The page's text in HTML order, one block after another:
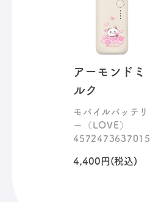
アーモンドミ
ルク
モバイルバッテリ
ー（LOVE）
4572473637015
4,400円(税込)